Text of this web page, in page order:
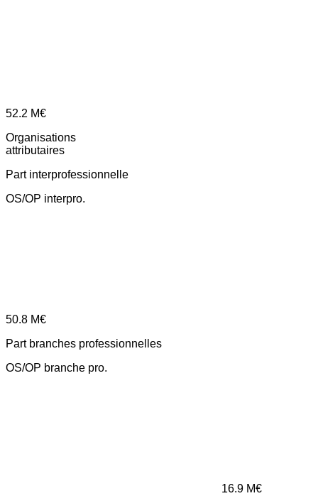
52.2 M€
Organisations
attributaires
Part interprofessionnelle
OS/OP interpro.
50.8 M€
Part branches professionnelles
OS/OP branche pro.
16.9 M€